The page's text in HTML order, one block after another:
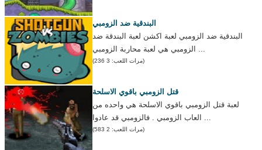
البندقية ضد الزومبي
البندقية ضد الزومبي لعبة اكشن لعبة البندقة ضد
الزومبي هي لعبة محاربة الزومبي ...
(مرات اللعب: 3 236)
قتل الزومبي باقوي الاسلحة
لعبة قتل الزومبي باقوي الاسلحة هي واحده من
العاب الزومبي . فالزومبي قد عادوا ...
(مرات اللعب: 2 583)